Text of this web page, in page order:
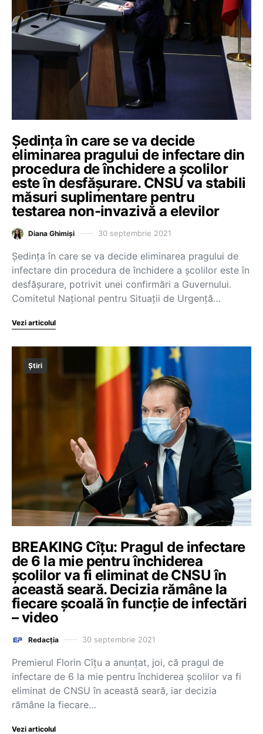
Ședința în care se va decide
eliminarea pragului de infectare din
procedura de închidere a școlilor
este în desfășurare. CNSU va stabili
măsuri suplimentare pentru
testarea non-invazivă a elevilor
Diana Ghimiși 30 septembrie 2021
Ședința în care se va decide eliminarea pragului de
infectare din procedura de închidere a școlilor este în
desfășurare, potrivit unei confirmări a Guvernului.
Comitetul Național pentru Situații de Urgență…
Vezi articolul
Știri
BREAKING Cîțu: Pragul de infectare
de 6 la mie pentru închiderea
școlilor va fi eliminat de CNSU în
această seară. Decizia rămâne la
fiecare școală în funcție de infectări
– video
Redacția 30 septembrie 2021
Premierul Florin Cîțu a anunțat, joi, că pragul de
infectare de 6 la mie pentru închiderea școlilor va fi
eliminat de CNSU în această seară, iar decizia
rămâne la fiecare…
Vezi articolul